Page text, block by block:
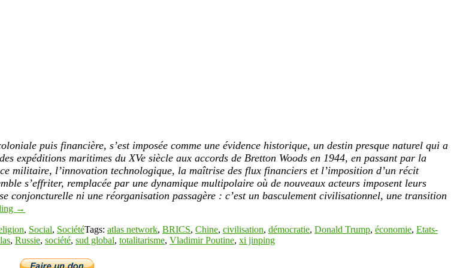
puis financière, s’est imposée comme une évidence historique, un destin presque naturel qui a
expéditions maritimes du XVe siècle aux accords de Bretton Woods en 1944, en passant par la
militaire, l’innovation technologique, la maîtrise des flux financiers et l’imposition d’un récit
s’effriter, remplacée par une dynamique multipolaire où de nouveaux acteurs imposent leurs
conjoncturelle ni une réorganisation passagère : c’est un basculement civilisationnel, une transition
→
, Social, SociétéTags: atlas network, BRICS, Chine, civilisation, démocratie, Donald Trump, économie, Etats-
, Russie, société, sud global, totalitarisme, Vladimir Poutine, xi jinping